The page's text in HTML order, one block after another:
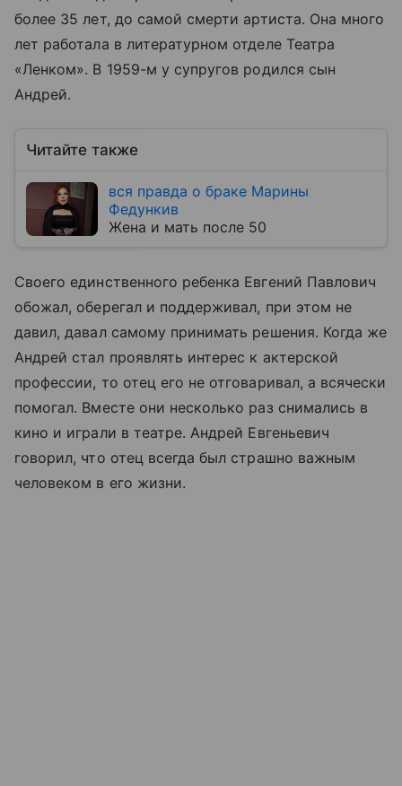
более 35 лет, до самой смерти артиста. Она много
лет работала в литературном отделе Театра
«Ленком». В 1959-м у супругов родился сын
Андрей.
Читайте также
вся правда о браке Марины
Федункив
Жена и мать после 50
Своего единственного ребенка Евгений Павлович
обожал, оберегал и поддерживал, при этом не
давил, давал самому принимать решения. Когда же
Андрей стал проявлять интерес к актерской
профессии, то отец его не отговаривал, а всячески
помогал. Вместе они несколько раз снимались в
кино и играли в театре. Андрей Евгеньевич
говорил, что отец всегда был страшно важным
человеком в его жизни.